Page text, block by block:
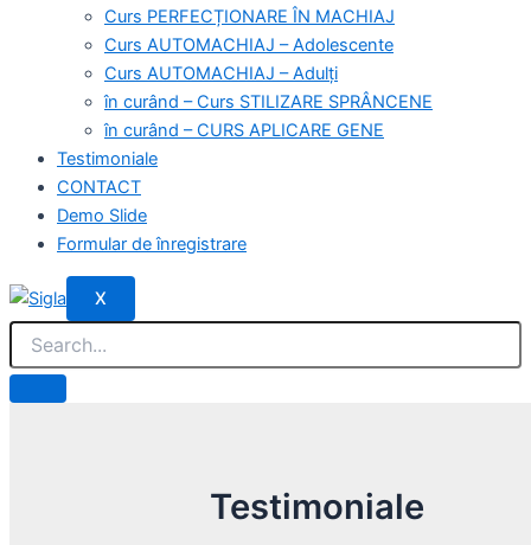
Curs PERFECȚIONARE ÎN MACHIAJ
Curs AUTOMACHIAJ – Adolescente
Curs AUTOMACHIAJ – Adulți
în curând – Curs STILIZARE SPRÂNCENE
în curând – CURS APLICARE GENE
Testimoniale
CONTACT
Demo Slide
Formular de înregistrare
X
Testimoniale